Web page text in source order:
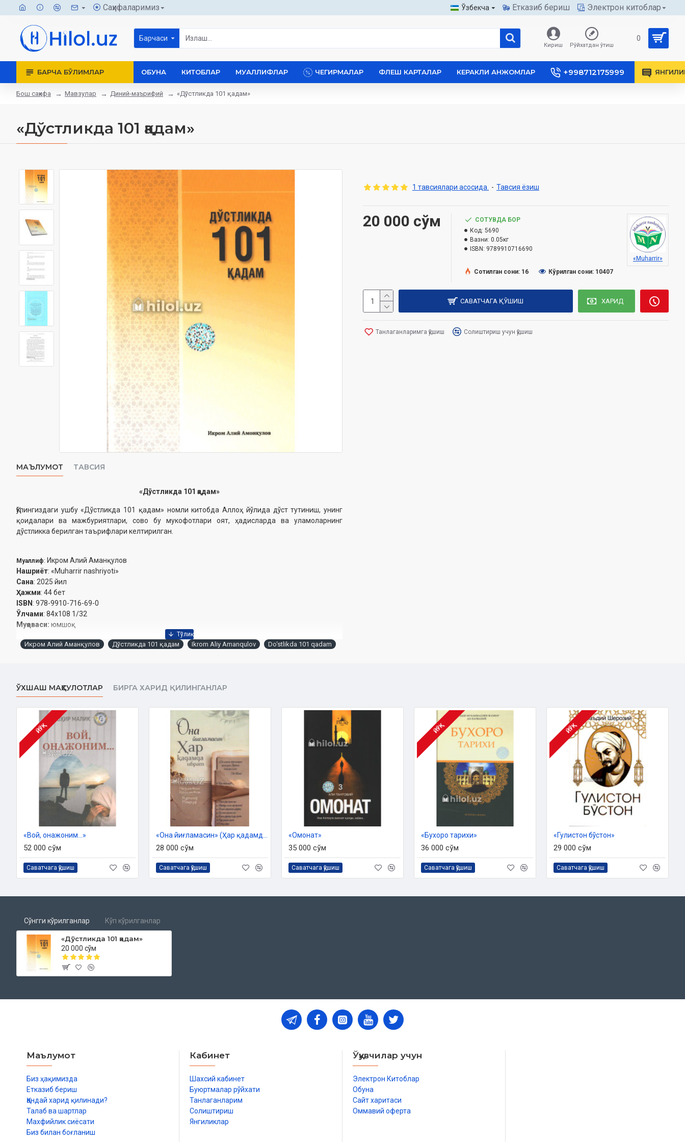
Саҳифаларимиз Ўзбекча Етказиб бериш Электрон китоблар
Барчаси
Кириш Рўйхатдан ўтиш
0
БАРЧА БЎЛИМЛАР ОБУНА КИТОБЛАР МУАЛЛИФЛАР ЧЕГИРМАЛАР ФЛЕШ КАРТАЛАР КЕРАКЛИ АНЖОМЛАР +998712175999
Бош саҳифа Мавзулар Диний-маърифий «Дўстликда 101 қадам»
«Дўстликда 101 қадам»
МАЪЛУМОТ ТАВСИЯ
«Дўстликда 101 қадам»
Қўлингиздаги ушбу «Дўстликда 101 қадам» номли китобда Аллоҳ йўлида дўст тутиниш, унинг
қоидалари ва мажбуриятлари, сово бу мукофотлари оят, ҳадисларда ва уламоларнинг
дўстликка берилган таърифлари келтирилган.
Муаллиф: Икром Алий Аманқулов
Нашриёт: «Muharrir nashriyoti»
Сана: 2025 йил
Ҳажми: 44 бет
ISBN : 978-9910-716-69-0
Ўлчами: 84x108 1/32
Муқоваси: юмшоқ
1 тавсиялари асосида. - Тавсия ёзиш
20 000 сўм
СОТУВДА БОР
Код: 5690
Вазни: 0.05кг
ISBN: 9789910716690
«Muharrir»
Сотилган сони: 16
Кўрилган сони: 10407
САВАТЧАГА ҚЎШИШ ХАРИД
Танлаганларимга қўшиш Солиштириш учун қўшиш
Икром Алий Аманқулов Дўстликда 101 қадам Ikrom Aliy Amanqulov Do‘stlikda 101 qadam
ЎХШАШ МАҲСУЛОТЛАР БИРГА ХАРИД ҚИЛИНГАНЛАР
ЙЎҚ
«Вой, онажоним...»
52 000 сўм
Саватчага қўшиш
28 000 сўм
Саватчага қўшиш
«Омонат»
35 000 сўм
Саватчага қўшиш
ЙЎҚ
«Бухоро тарихи»
36 000 сўм
Саватчага қўшиш
ЙЎҚ
«Гулистон бўстон»
29 000 сўм
Саватчага қўшиш
Сўнгги кўрилганлар Кўп кўрилганлар
«Дўстликда 101 қадам»
20 000 сўм
Маълумот
Биз ҳақимизда
Етказиб бериш
Қандай харид қилинади?
Талаб ва шартлар
Махфийлик сиёсати
Биз билан боғланиш
Кабинет
Шахсий кабинет
Буюртмалар рўйхати
Танлаганларим
Солиштириш
Янгиликлар
Ўқувчилар учун
Электрон Китоблар
Обуна
Сайт харитаси
Оммавий оферта